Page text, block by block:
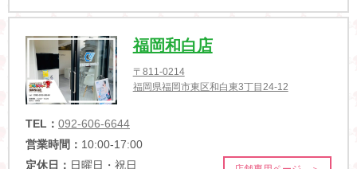
福岡和白店
〒811-0214
福岡県福岡市東区和白東3丁目24-12
TEL： 092-606-6644
営業時間： 10:00-17:00
定休日： 日曜日・祝日